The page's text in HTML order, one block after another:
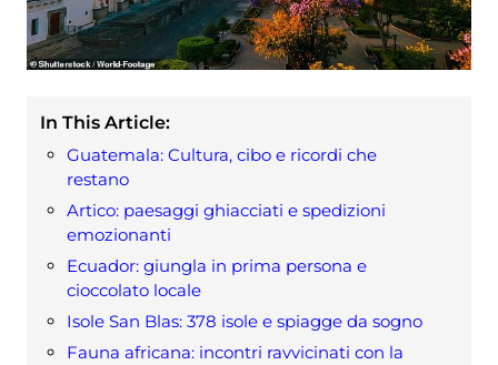
In This Article:
Guatemala: Cultura, cibo e ricordi che
restano
Artico: paesaggi ghiacciati e spedizioni
emozionanti
Ecuador: giungla in prima persona e
cioccolato locale
Isole San Blas: 378 isole e spiagge da sogno
Fauna africana: incontri ravvicinati con la